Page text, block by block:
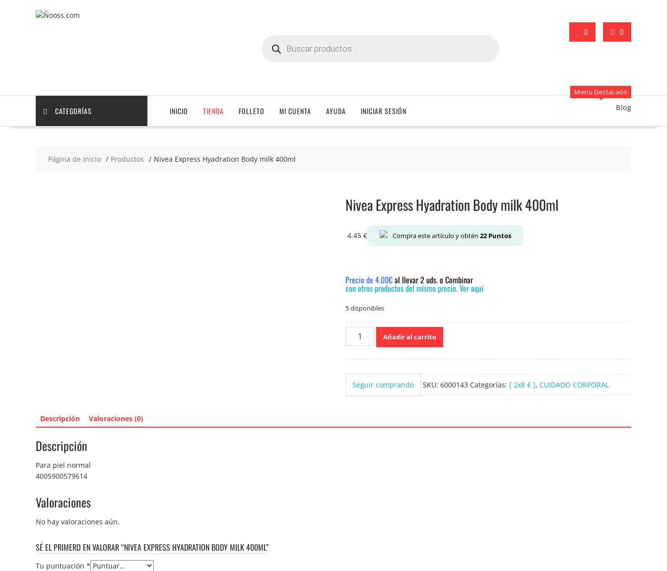
0 0
productos
CATEGORÍAS INICIO TIENDA FOLLETO MI CUENTA AYUDA INICIAR SESIÓN
Menu Destacado
Blog
Página de Inicio Productos Nivea Express Hyadration Body milk 400ml
Nivea Express Hyadration Body milk 400ml
4.45 € Compra este artículo y obtén 22 Puntos
Precio de 4.00€al llevar 2 uds. o Combinar
con otros productos del mismo precio. Ver aquí
5 disponibles
Nivea
Express
milk
400ml
cantidad
Añadir al carrito
Seguir comprando SKU: 6000143 Categorías: [ 2x8 € ], CUIDADO CORPORAL
Descripción Valoraciones (0)
Descripción
Para piel normal
4005900579614
Valoraciones
No hay valoraciones aún.
SÉ EL PRIMERO EN VALORAR “NIVEA EXPRESS HYADRATION BODY MILK 400ML”
Tu puntuación *